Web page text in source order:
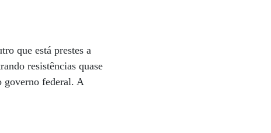
que está prestes a
resistências quase
governo federal. A